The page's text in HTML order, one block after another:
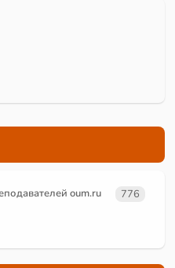
oum.ru 776